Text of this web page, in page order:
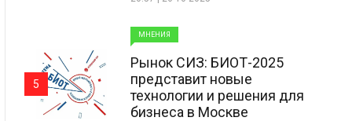
МНЕНИЯ
Рынок СИЗ: БИОТ-2025
представит новые
технологии и решения для
бизнеса в Москве
5